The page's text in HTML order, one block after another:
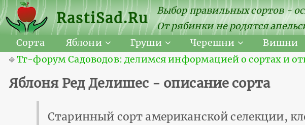
RastiSad.Ru
Выбор правильных сортов -
От рябинки не родятся
Сорта
Яблони Груши Черешни Вишни
⎆Тг-форум Садоводов: делимся информацией о сортах и
Яблоня Ред Делишес - описание сорта
Старинный сорт американской селекции,